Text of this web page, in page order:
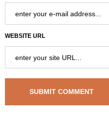
WEBSITE URL